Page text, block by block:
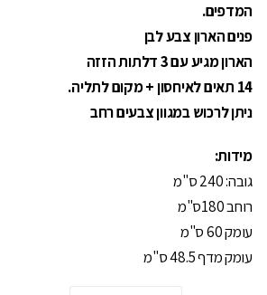
המדפים.
פנים הארון צבע לבן
הארון מגיע עם 3 דלתות הזזה
14 תאים לאיחסון + מקום לתליה.
ניתן לרכוש במגוון צבעים רחב
מידות:
גובה: 240 ס"מ
רוחב 180ס"מ
עומק 60 ס"מ
עומק מדף 48.5 ס"מ